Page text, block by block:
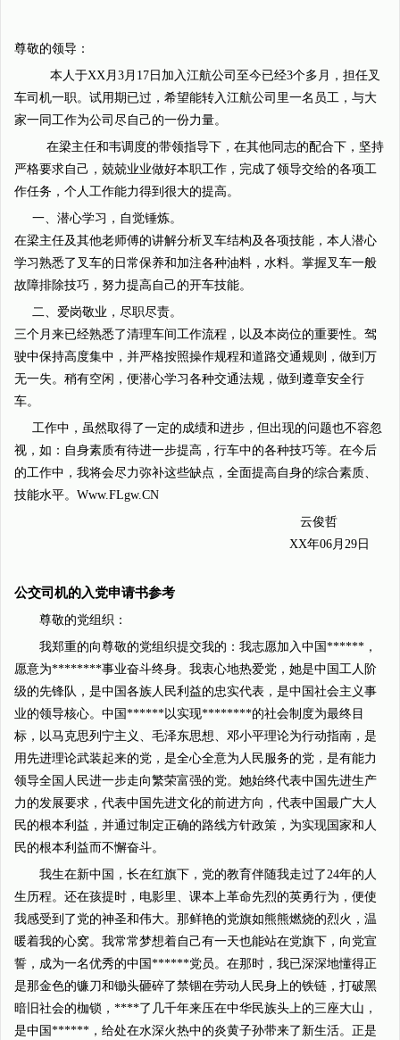
尊敬的领导：
本人于XX月3月17日加入江航公司至今已经3个多月，担任叉
车司机一职。试用期已过，希望能转入江航公司里一名员工，与大
家一同工作为公司尽自己的一份力量。
在梁主任和韦调度的带领指导下，在其他同志的配合下，坚持
严格要求自己，兢兢业业做好本职工作，完成了领导交给的各项工
作任务，个人工作能力得到很大的提高。
一、潜心学习，自觉锤炼。
在梁主任及其他老师傅的讲解分析叉车结构及各项技能，本人潜心
学习熟悉了叉车的日常保养和加注各种油料，水料。掌握叉车一般
故障排除技巧，努力提高自己的开车技能。
二、爱岗敬业，尽职尽责。
三个月来已经熟悉了清理车间工作流程，以及本岗位的重要性。驾
驶中保持高度集中，并严格按照操作规程和道路交通规则，做到万
无一失。稍有空闲，便潜心学习各种交通法规，做到遵章安全行
车。
工作中，虽然取得了一定的成绩和进步，但出现的问题也不容忽
视，如：自身素质有待进一步提高，行车中的各种技巧等。在今后
的工作中，我将会尽力弥补这些缺点，全面提高自身的综合素质、
技能水平。Www.FLgw.CN
云俊哲
XX年06月29日
公交司机的入党申请书参考
尊敬的党组织：
我郑重的向尊敬的党组织提交我的：我志愿加入中国******，
愿意为********事业奋斗终身。我衷心地热爱党，她是中国工人阶
级的先锋队，是中国各族人民利益的忠实代表，是中国社会主义事
业的领导核心。中国******以实现********的社会制度为最终目
标，以马克思列宁主义、毛泽东思想、邓小平理论为行动指南，是
用先进理论武装起来的党，是全心全意为人民服务的党，是有能力
领导全国人民进一步走向繁荣富强的党。她始终代表中国先进生产
力的发展要求，代表中国先进文化的前进方向，代表中国最广大人
民的根本利益，并通过制定正确的路线方针政策，为实现国家和人
民的根本利益而不懈奋斗。
我生在新中国，长在红旗下，党的教育伴随我走过了24年的人
生历程。还在孩提时，电影里、课本上革命先烈的英勇行为，便使
我感受到了党的神圣和伟大。那鲜艳的党旗如熊熊燃烧的烈火，温
暖着我的心窝。我常常梦想着自己有一天也能站在党旗下，向党宣
誓，成为一名优秀的中国******党员。在那时，我已深深地懂得正
是那金色的镰刀和锄头砸碎了禁锢在劳动人民身上的铁链，打破黑
暗旧社会的枷锁，****了几千年来压在中华民族头上的三座大山，
是中国******，给处在水深火热中的炎黄子孙带来了新生活。正是